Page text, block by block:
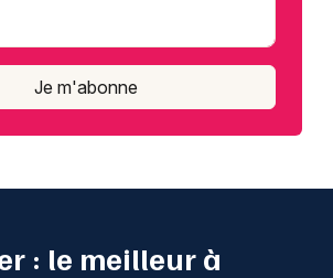
Je m'abonne
: le meilleur à